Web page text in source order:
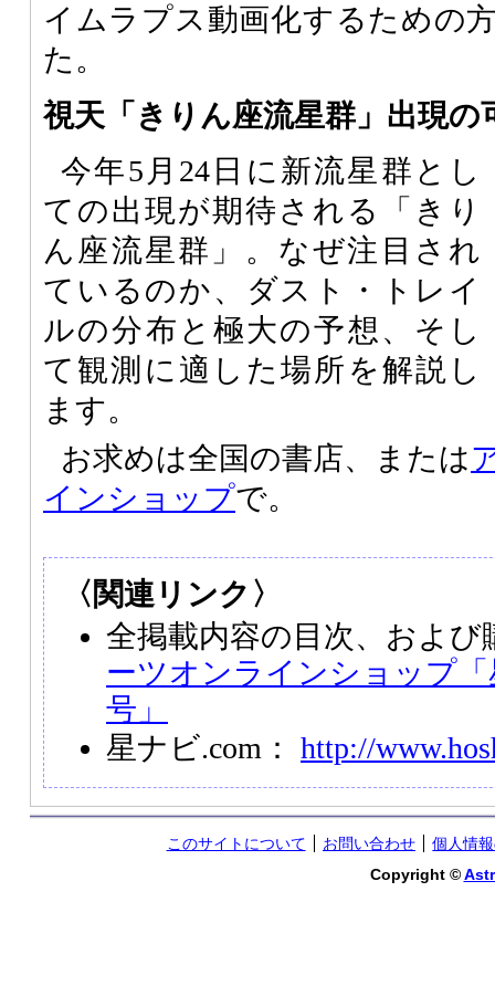
イムラプス動画化するための
た。
視天「きりん座流星群」出現の
今年5月24日に新流星群とし
ての出現が期待される「きり
ん座流星群」。なぜ注目され
ているのか、ダスト・トレイ
ルの分布と極大の予想、そし
て観測に適した場所を解説し
ます。
お求めは全国の書店、または
インショップで。
〈関連リンク〉
全掲載内容の目次、およ
ーツオンラインショップ「
号」
星ナビ.com： http://
このサイトについて お問い合わせ
個人情
Copyright ©